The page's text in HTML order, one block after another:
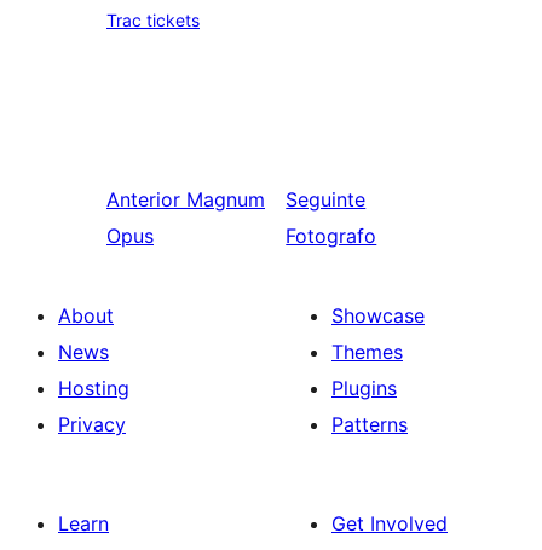
Trac tickets
Anterior Magnum
Opus
Seguinte
Fotografo
About
News
Hosting
Privacy
Showcase
Themes
Plugins
Patterns
Learn
Get Involved